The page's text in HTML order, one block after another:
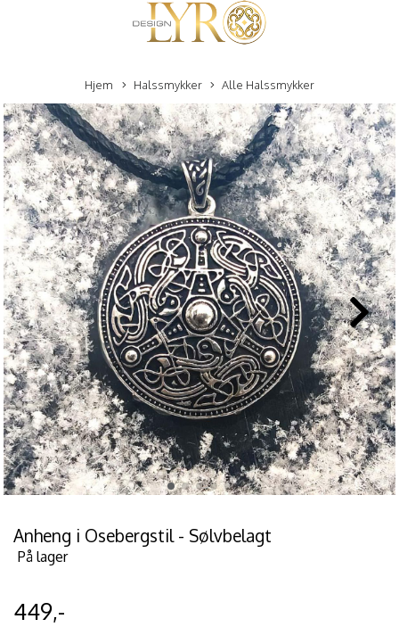
Hjem Halssmykker Alle Halssmykker
Anheng i Osebergstil - Sølvbelagt
På lager
449,-